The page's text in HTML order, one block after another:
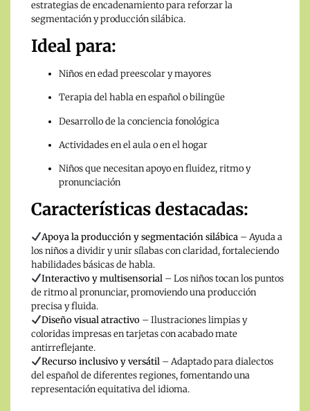
estrategias de encadenamiento para reforzar la
segmentación y producción silábica.
Ideal para:
Niños en edad preescolar y mayores
Terapia del habla en español o bilingüe
Desarrollo de la conciencia fonológica
Actividades en el aula o en el hogar
Niños que necesitan apoyo en fluidez, ritmo y
pronunciación
Características destacadas:
Apoya la producción y segmentación silábica– Ayuda a
los niños a dividir y unir sílabas con claridad, fortaleciendo
habilidades básicas de habla.
Interactivo y multisensorial– Los niños tocan los puntos
de ritmo al pronunciar, promoviendo una producción
precisa y fluida.
Diseño visual atractivo– Ilustraciones limpias y
coloridas impresas en tarjetas con acabado mate
antirreflejante.
Recurso inclusivo y versátil– Adaptado para dialectos
del español de diferentes regiones, fomentando una
representación equitativa del idioma.